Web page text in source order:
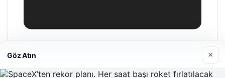
26/05/2026
Göz Atın ×